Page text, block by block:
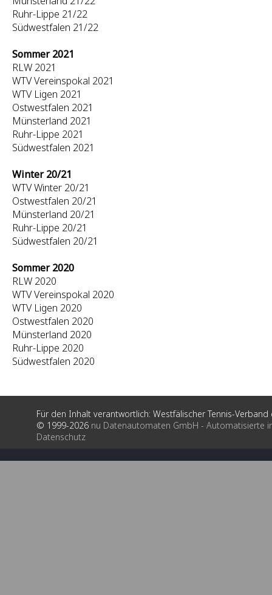
Ruhr-Lippe 21/22
Südwestfalen 21/22
Sommer 2021
RLW 2021
WTV Vereinspokal 2021
WTV Ligen 2021
Ostwestfalen 2021
Münsterland 2021
Ruhr-Lippe 2021
Südwestfalen 2021
Winter 20/21
WTV Winter 20/21
Ostwestfalen 20/21
Münsterland 20/21
Ruhr-Lippe 20/21
Südwestfalen 20/21
Sommer 2020
RLW 2020
WTV Vereinspokal 2020
WTV Ligen 2020
Ostwestfalen 2020
Münsterland 2020
Ruhr-Lippe 2020
Südwestfalen 2020
Für den Inhalt verantwortlich: Westfälischer Tennis-Verband
© 1999-2026 nu Datenautomaten GmbH - Automatisierte
Datenschutz